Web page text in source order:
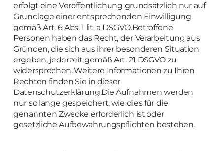
erfolgt eine Veröffentlichung grundsätzlich nur auf
Grundlage einer entsprechenden Einwilligung
gemäß Art. 6 Abs. 1 lit. a DSGVO.Betroffene
Personen haben das Recht, der Verarbeitung aus
Gründen, die sich aus ihrer besonderen Situation
ergeben, jederzeit gemäß Art. 21 DSGVO zu
widersprechen. Weitere Informationen zu Ihren
Rechten finden Sie in dieser
Datenschutzerklärung.Die Aufnahmen werden
nur so lange gespeichert, wie dies für die
genannten Zwecke erforderlich ist oder
gesetzliche Aufbewahrungspflichten bestehen.